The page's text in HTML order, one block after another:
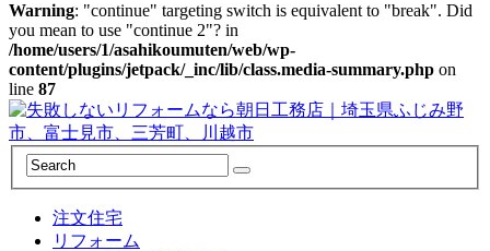
Warning: "continue" targeting switch is equivalent to "break". Did
you mean to use "continue 2"? in
/home/users/1/asahikoumuten/web/wp-
content/plugins/jetpack/_inc/lib/class.media-summary.php on
line 87
注文住宅
リフォーム